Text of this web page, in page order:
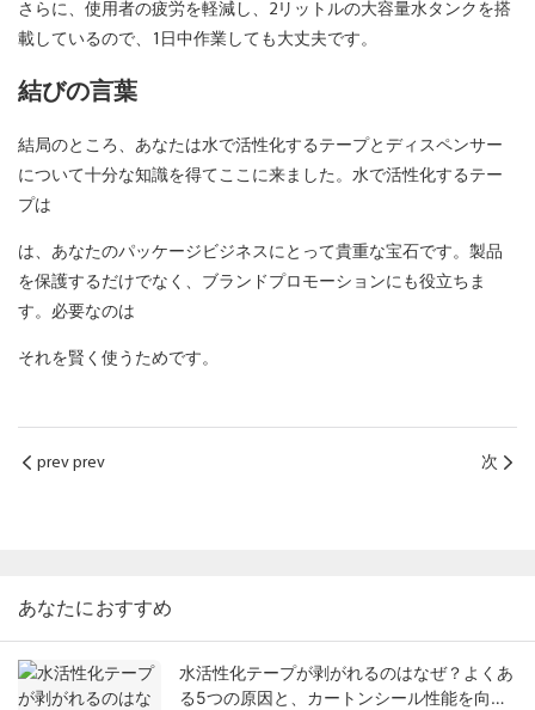
さらに、使用者の疲労を軽減し、2リットルの大容量水タンクを搭
載しているので、1日中作業しても大丈夫です。
結びの言葉
結局のところ、あなたは水で活性化するテープとディスペンサー
について十分な知識を得てここに来ました。水で活性化するテー
プは
は、あなたのパッケージビジネスにとって貴重な宝石です。製品
を保護するだけでなく、ブランドプロモーションにも役立ちま
す。必要なのは
それを賢く使うためです。
prev prev 次
あなたにおすすめ
水活性化テープが剥がれるのはなぜ？よくあ
る5つの原因と、カートンシール性能を向上